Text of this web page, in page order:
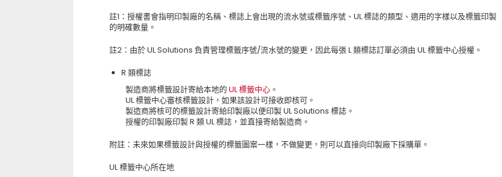
註1：授權書會指明印製廠的名稱、標誌上會出現的流水號或標籤序號、UL 標誌的類型、適用的字樣以及標籤印製
的明確數量。
註2：由於 UL Solutions 負責管理標籤序號/流水號的變更，因此每張 L 類標誌訂單必須由 UL 標籤中心授權。
R 類標誌
製造商將標籤設計寄給本地的 UL 標籤中心。
UL 標籤中心審核標籤設計，如果該設計可接收即核可。
製造商將核可的標籤設計寄給印製廠以便印製 UL Solutions 標誌。
授權的印製廠印製 R 類 UL 標誌，並直接寄給製造商。
附註：未來如果標籤設計與授權的標籤圖案一樣，不做變更，則可以直接向印製廠下採購單。
UL 標籤中心所在地